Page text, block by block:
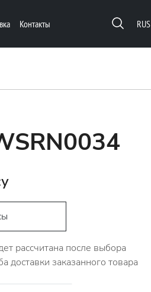
Контакты RUS
рассчитана после выбора
доставки заказанного товара